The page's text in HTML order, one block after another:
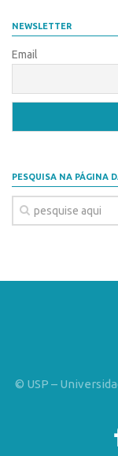
Inteligência
Showroom de
Bolsas
Bolsa
Prêmio USP
Entidades
NEWSLETTER
Email
PESQUISA NA PÁGINA
© USP –